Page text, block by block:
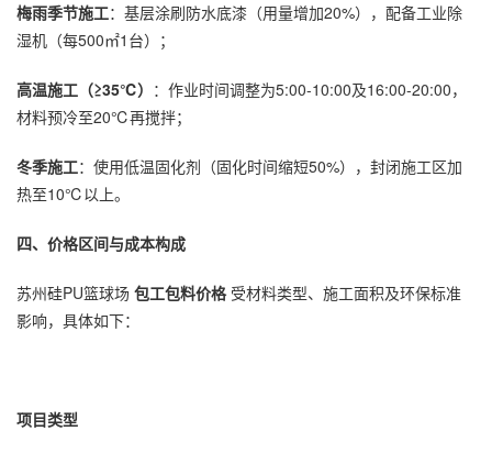
梅雨季节施工：基层涂刷防水底漆（用量增加20%），配备工业除
湿机（每500㎡1台）；
高温施工（≥35℃） ：作业时间调整为5:00-10:00及16:00-20:00，
材料预冷至20℃再搅拌；
冬季施工：使用低温固化剂（固化时间缩短50%），封闭施工区加
热至10℃以上。
四、价格区间与成本构成
苏州硅PU篮球场 包工包料价格受材料类型、施工面积及环保标准
影响，具体如下：
项目类型